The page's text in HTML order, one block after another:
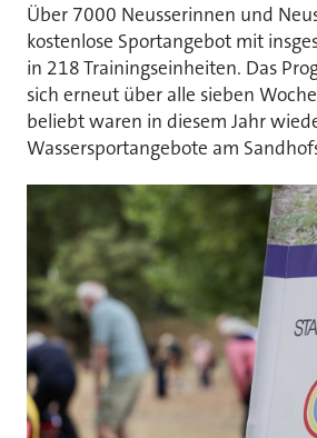
Über 7000 Neusserinnen und
kostenlose Sportangebot mit
in 218 Trainingseinheiten. Das
sich erneut über alle sieben
beliebt waren in diesem Jahr
Wassersportangebote am